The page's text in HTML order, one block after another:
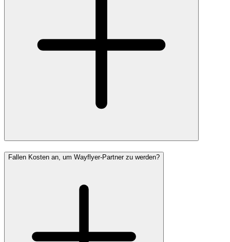
Fallen Kosten an, um Wayflyer-Partner zu werden?